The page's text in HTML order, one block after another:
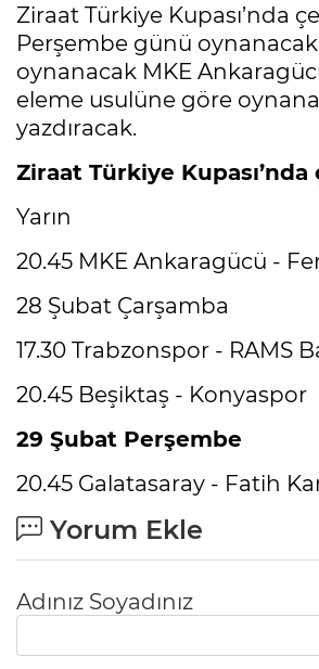
Ziraat Türkiye Kupası’nda
Perşembe günü
oynanacak MKE
eleme usulüne göre
yazdıracak.
Ziraat Türkiye
Yarın
20.45 MKE Ankaragücü -
28 Şubat Çarşamba
17.30 Trabzonspor - RAMS
20.45 Beşiktaş - Konyaspor
29 Şubat Perşembe
20.45 Galatasaray - Fatih
Yorum Ekle
Adınız Soyadınız